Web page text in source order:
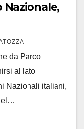
Nazionale,
da Parco
al lato
Nazionali italiani,